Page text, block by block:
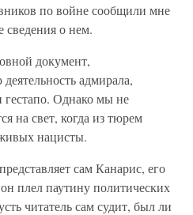
по войне сообщили мне
сведения о нем.
документ,
адмирала,
Однако мы не
на свет, когда из тюрем
нацисты.
сам Канарис, его
плел паутину политических
читатель сам судит, был ли